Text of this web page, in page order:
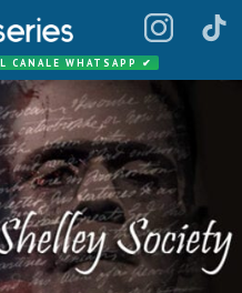
CANALE WHATSAPP ✔